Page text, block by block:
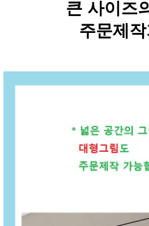
큰 사이즈
주문제